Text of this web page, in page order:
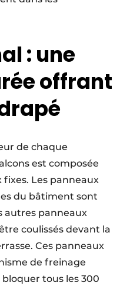
: une
offrant
de chaque
est composée
fixes. Les panneaux
du bâtiment sont
autres panneaux
coulissés devant la
Ces panneaux
de freinage
tous les 300